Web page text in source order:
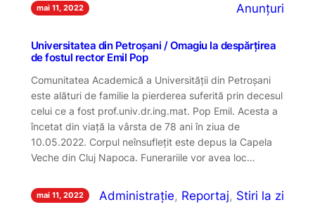
mai 11, 2022 Anunțuri
Universitatea din Petroșani / Omagiu la despărțirea
de fostul rector Emil Pop
Comunitatea Academică a Universității din Petroșani
este alături de familie la pierderea suferită prin decesul
celui ce a fost prof.univ.dr.ing.mat. Pop Emil. Acesta a
încetat din viață la vârsta de 78 ani în ziua de
10.05.2022. Corpul neînsuflețit este depus la Capela
Veche din Cluj Napoca. Funerariile vor avea loc…
mai 11, 2022 Administrație, Reportaj, Stiri la zi